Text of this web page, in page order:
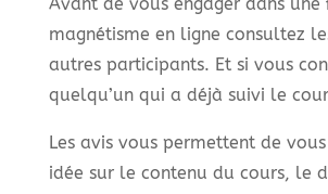
magnétisme en ligne consultez
autres participants. Et si vous
quelqu’un qui a déjà suivi le
Les avis vous permettent de
idée sur le contenu du cours, le